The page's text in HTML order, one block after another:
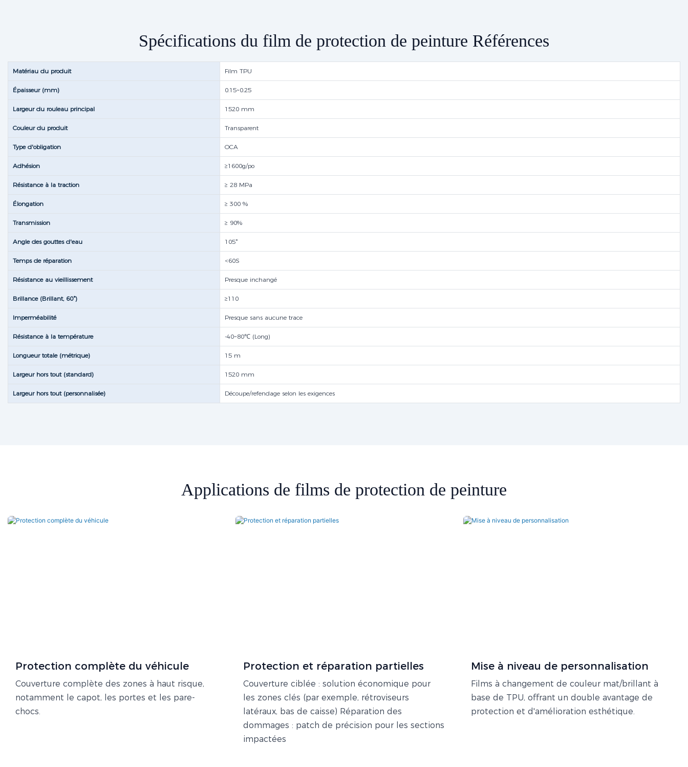
Spécifications du film de protection de peinture Références
Matériau du produit Film TPU
Épaisseur (mm) 0.15~0.25
Largeur du rouleau principal 1520 mm
Couleur du produit Transparent
Type d'obligation OCA
Adhésion ≥1600g/po
Résistance à la traction ≥ 28 MPa
Élongation ≥ 300 %
Transmission ≥ 90%
Angle des gouttes d'eau 105°
Temps de réparation <60S
Résistance au vieillissement Presque inchangé
Brillance (Brillant, 60°) ≥110
Imperméabilité Presque sans aucune trace
Résistance à la température -40~80℃ (Long)
Longueur totale (métrique) 15 m
Largeur hors tout (standard) 1520 mm
Largeur hors tout (personnalisée) Découpe/refendage selon les exigences
Applications de films de protection de peinture
Protection complète du véhicule
Couverture complète des zones à haut risque,
notamment le capot, les portes et les pare-
chocs.
Protection et réparation partielles
Couverture ciblée : solution économique pour
les zones clés (par exemple, rétroviseurs
latéraux, bas de caisse) Réparation des
dommages : patch de précision pour les sections
impactées
Mise à niveau de personnalisation
Films à changement de couleur mat/brillant à
base de TPU, offrant un double avantage de
protection et d'amélioration esthétique.